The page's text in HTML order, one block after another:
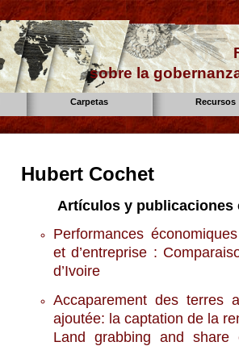
sobre la
Carpetas Recursos
Hubert Cochet
Artículos y publicaciones
Performances
et d’entreprise :
d’Ivoire
Accaparement des terres
ajoutée: la captation de la
Land grabbing and